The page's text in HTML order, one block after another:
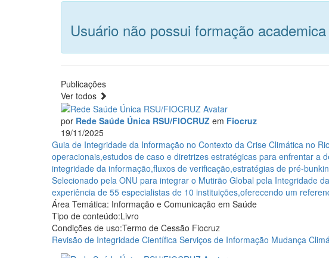
Usuário não possui formação
Publicações
Ver todos
por Rede Saúde Única RSU/FIOCRUZ em Fiocruz
19/11/2025
Guia
de
Integridade
da
Informação
no
Contexto
da
Crise
Climática
Guia de Integridade da Informação no Contexto da Crise Climática no
operacionais,estudos de caso e diretrizes estratégicas para enfrentar a
integridade da informação,fluxos de verificação,estratégias de pré-
Selecionado pela ONU para integrar o Mutirão Global pela Integridade
experiência de 55 especialistas de 10 instituições,oferecendo um
Área Temática: Informação e Comunicação em Saúde
Tipo de conteúdo:Livro
Condições de uso:Termo de Cessão Fiocruz
Revisão de Integridade Científica Serviços de Informação Mudança